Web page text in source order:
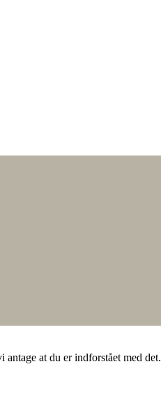
at du er indforstået med det.